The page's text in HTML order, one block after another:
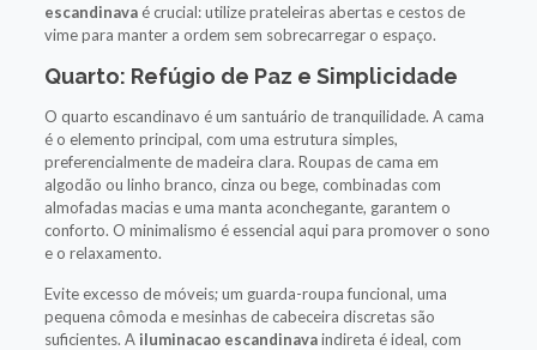
escandinavaé crucial: utilize prateleiras abertas e cestos de
vime para manter a ordem sem sobrecarregar o espaço.
Quarto: Refúgio de Paz e Simplicidade
O quarto escandinavo é um santuário de tranquilidade. A cama
é o elemento principal, com uma estrutura simples,
preferencialmente de madeira clara. Roupas de cama em
algodão ou linho branco, cinza ou bege, combinadas com
almofadas macias e uma manta aconchegante, garantem o
conforto. O minimalismo é essencial aqui para promover o sono
e o relaxamento.
Evite excesso de móveis; um guarda-roupa funcional, uma
pequena cômoda e mesinhas de cabeceira discretas são
suficientes. A iluminacao escandinavaindireta é ideal, com